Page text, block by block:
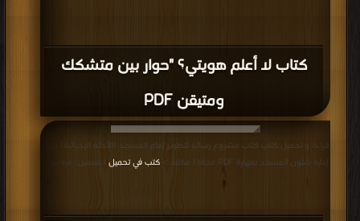
كتاب لا أعلم هويتي؟ "حوار بين متشكك
ومتيقن PDF
قراءة و تحميل كتاب كتاب مشروع رسالة لتطوير إمام المسجد (الأدلة الإجرائية) دليل
إدارة شئون المسجد بمهارة PDF مجانا | مكتبة >
كتب في تحميل | التحميل : مرة/مرات